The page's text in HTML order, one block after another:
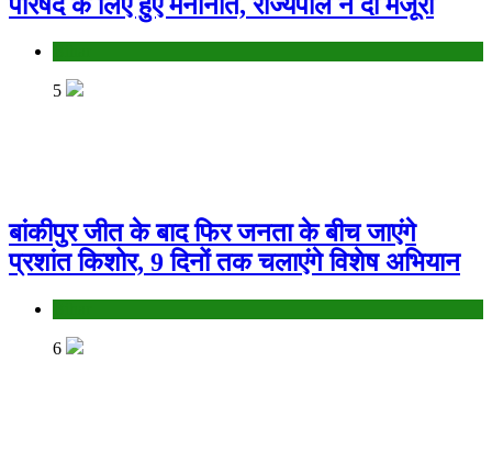
5
बांकीपुर जीत के बाद फिर जनता के बीच जाएंगे
प्रशांत किशोर, 9 दिनों तक चलाएंगे विशेष अभियान
6